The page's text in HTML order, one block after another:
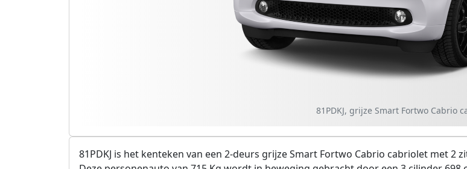
81PDKJ, grijze Smart Fortwo Cabrio
81PDKJ is het kenteken van een 2-deurs grijze Smart Fortwo Cabrio cabriolet met 2